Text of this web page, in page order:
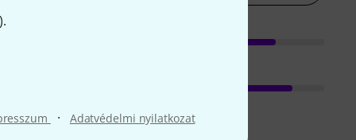
· Adatvédelmi nyilatkozat